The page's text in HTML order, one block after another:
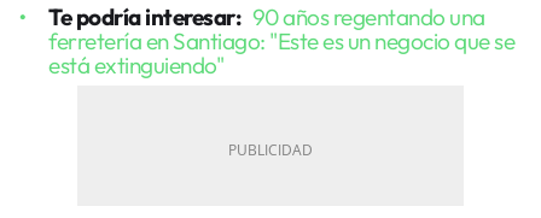
Te podría interesar: 90 años regentando una
ferretería en Santiago: "Este es un negocio que se
está extinguiendo"